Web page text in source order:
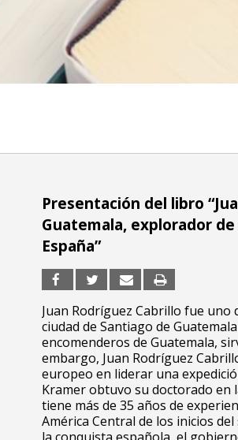
Presentación del libro
Guatemala, explorador
España”
Juan Rodríguez Cabrillo fue uno
ciudad de Santiago de
encomenderos de Guatemala,
embargo, Juan Rodríguez
europeo en liderar una
Kramer obtuvo su doctorado en
tiene más de 35 años de
América Central de los inicios